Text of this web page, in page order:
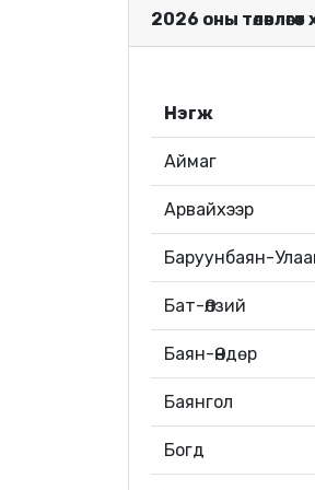
2026 оны
Нэгж
Аймаг
Арвайхээр
Баруунбаян-
Бат-Өлзий
Баян-Өндөр
Баянгол
Богд